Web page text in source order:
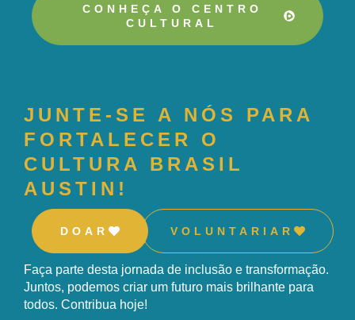
CONHEÇA O CENTRO
CULTURAL
JUNTE-SE A NÓS PARA
FORTALECER O
CULTURA BRASIL
AUSTIN!
DOAR VOLUNTARIAR
Faça parte desta jornada de inclusão e transformação.
Juntos, podemos criar um futuro mais brilhante para
todos. Contribua hoje!